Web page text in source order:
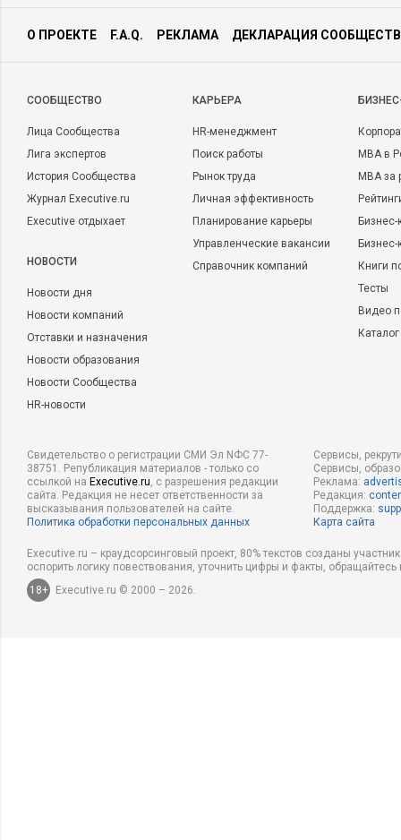
О ПРОЕКТЕ F.A.Q. РЕКЛАМА ДЕКЛАРАЦИЯ
CООБЩЕСТВО
Лица Сообщества
Лига экспертов
История Сообщества
Журнал Executive.ru
Executive отдыхает
НОВОСТИ
Новости дня
Новости компаний
Отставки и назначения
Новости образования
Новости Сообщества
HR-новости
КАРЬЕРА
HR-менеджмент
Поиск работы
Рынок труда
Личная эффективность
Планирование карьеры
Управленческие вакансии
Справочник компаний
MBA в
MBA
Бизнес-
Книги
Тесты
Видео
Свидетельство о регистрации СМИ Эл NФС 77-
38751. Републикация материалов - только со
ссылкой на Executive.ru, с разрешения редакции
сайта. Редакция не несет ответственности за
высказывания пользователей на сайте.
Политика обработки персональных данных
Сервисы,
Сервисы,
Реклама:
Редакция:
Поддержка:
Карта сайта
Executive.ru – краудсорсинговый проект, 80% текстов созданы
оспорить логику повествования, уточнить цифры и факты,
18+
Executive.ru © 2000 – 2026.